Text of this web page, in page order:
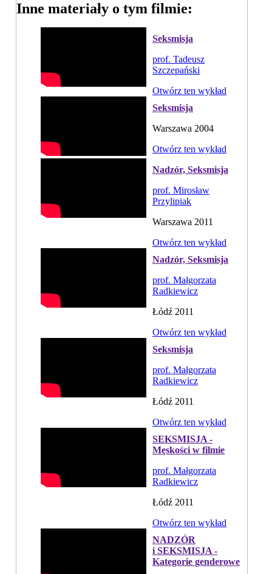
Inne materiały o tym filmie:
Seksmisja
prof. Tadeusz
Szczepański
Otwórz ten wykład
Seksmisja
Warszawa 2004
Otwórz ten wykład
Nadzór, Seksmisja
prof. Mirosław
Przylipiak
Warszawa 2011
Otwórz ten wykład
Nadzór, Seksmisja
prof. Małgorzata
Radkiewicz
Łódź 2011
Otwórz ten wykład
Seksmisja
prof. Małgorzata
Radkiewicz
Łódź 2011
Otwórz ten wykład
SEKSMISJA -
Męskości w filmie
prof. Małgorzata
Radkiewicz
Łódź 2011
Otwórz ten wykład
NADZÓR
i SEKSMISJA -
Kategorie genderowe